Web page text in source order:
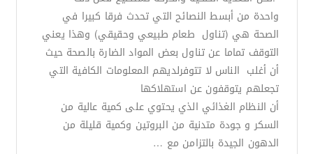
واحدة من أبسط النصائح التي تحدث فرقا كبيرا في
الصحة هي (تناول طعام طبيعي وحقيقي) وهذا يعني
التوقف تماما عن تناول بعض المواد الضارة بالصحة حيث
أن أغلب الناس لا تتوفرلديهم المعلومات الكافية التي
تجعلهم يتوقفون عن استهلاكها
أن النظام الغذائي الذي يحتوي على كمية عالية من
السكر و جودة متدنية من البروتين وكمية قليلة من
الدهون الجيدة بالتزامن مع …